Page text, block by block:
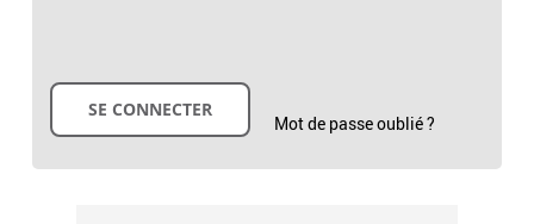
Mot de passe oublié ?